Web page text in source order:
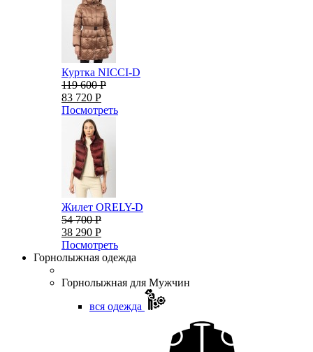
Куртка NICCI-D
119 600 Р
83 720 Р
Посмотреть
Жилет ORELY-D
54 700 Р
38 290 Р
Посмотреть
Горнолыжная одежда
Горнолыжная для Мужчин
вся одежда